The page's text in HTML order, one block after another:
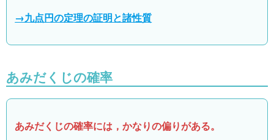
→九点円の定理の証明と諸性質
あみだくじの確率
あみだくじの確率には，かなりの偏りがある。